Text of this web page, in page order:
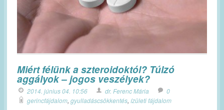
Miért félünk a szteroidoktól? Túlzó
aggályok – jogos veszélyek?
2014. június 04. 10:56 dr. Ferenc Mária
0
gerincfájdalom, gyulladáscsökkentés, ízületi fájdalom